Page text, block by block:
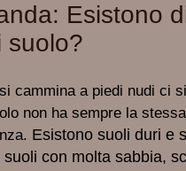
Esistono
suolo?
cammina a piedi nudi ci
non ha sempre la stessa
Esistono suoli duri e
suoli con molta sabbia,